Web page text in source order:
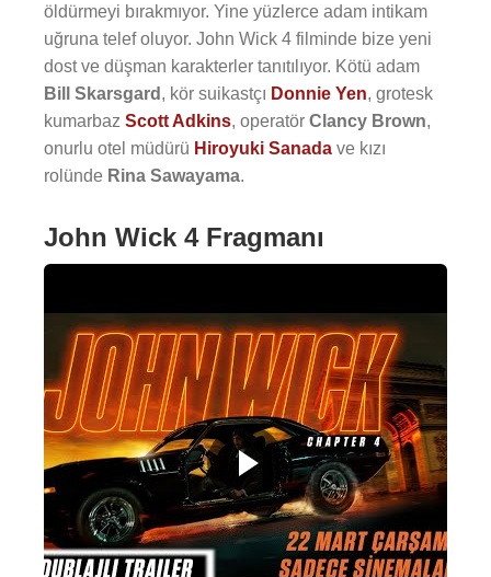
öldürmeyi bırakmıyor. Yine yüzlerce adam intikam
uğruna telef oluyor. John Wick 4 filminde bize yeni
dost ve düşman karakterler tanıtılıyor. Kötü adam
Bill Skarsgard , kör suikastçı Donnie Yen, grotesk
kumarbaz Scott Adkins, operatör Clancy Brown,
onurlu otel müdürü Hiroyuki Sanada ve kızı
rolünde Rina Sawayama.
John Wick 4 Fragmanı